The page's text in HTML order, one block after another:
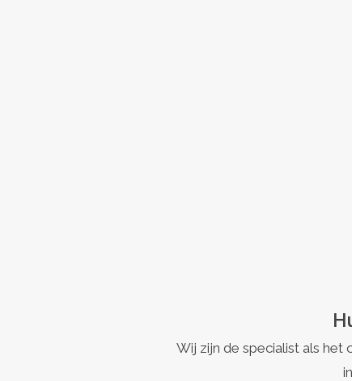
Wij zijn de specialist als